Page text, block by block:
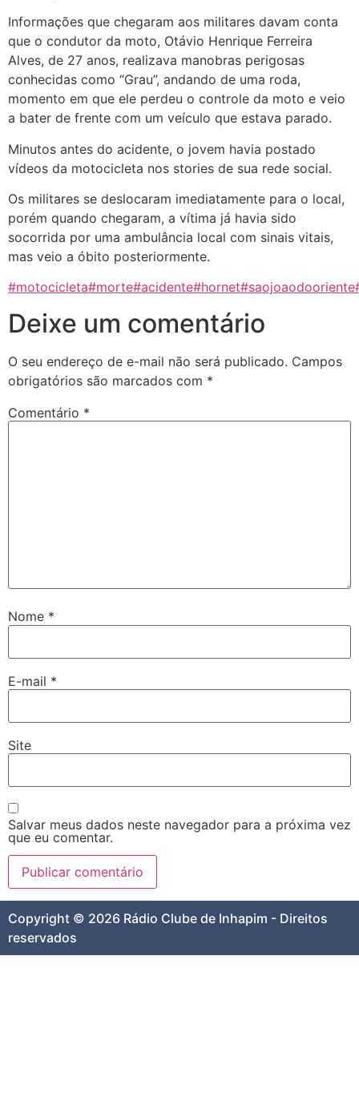
Informações que chegaram aos militares davam conta
que o condutor da moto, Otávio Henrique Ferreira
Alves, de 27 anos, realizava manobras perigosas
conhecidas como “Grau”, andando de uma roda,
momento em que ele perdeu o controle da moto e veio
a bater de frente com um veículo que estava parado.
Minutos antes do acidente, o jovem havia postado
vídeos da motocicleta nos stories de sua rede social.
Os militares se deslocaram imediatamente para o local,
porém quando chegaram, a vítima já havia sido
socorrida por uma ambulância local com sinais vitais,
mas veio a óbito posteriormente.
#motocicleta#morte#acidente#hornet#saojoaodooriente
Deixe um comentário
O seu endereço de e-mail não será publicado. Campos
obrigatórios são marcados com *
Comentário *
Nome *
E-mail *
Site
Salvar meus dados neste navegador para a próxima vez
que eu comentar.
Copyright © 2026 Rádio Clube de Inhapim - Direitos
reservados